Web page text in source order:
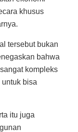
khusus
tersebut bukan
bahwa
kompleks
bisa
itu juga